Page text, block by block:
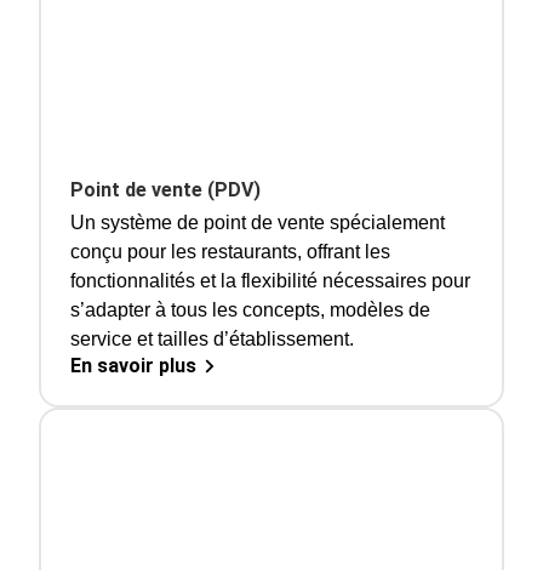
Point de vente (PDV)
Un système de point de vente spécialement
conçu pour les restaurants, offrant les
fonctionnalités et la flexibilité nécessaires pour
s’adapter à tous les concepts, modèles de
service et tailles d’établissement.
En savoir plus